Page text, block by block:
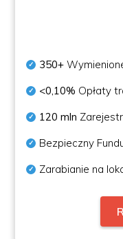
350+
<0,10% Opłaty
120 mln
Bezpieczny
Zarabianie na